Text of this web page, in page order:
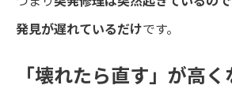
発見が遅れているだけです。
「壊れたら直す」が高